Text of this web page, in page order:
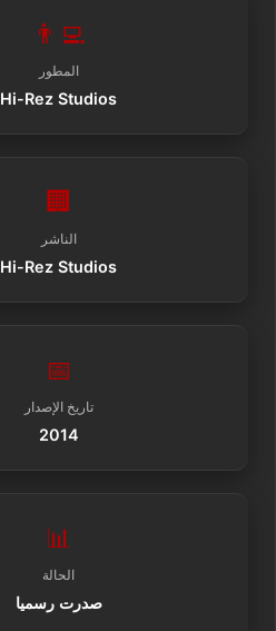
👨‍💻
المطور
Hi-Rez Studios
🏢
الناشر
Hi-Rez Studios
📅
تاريخ الإصدار
2014
📊
الحالة
صدرت رسميا